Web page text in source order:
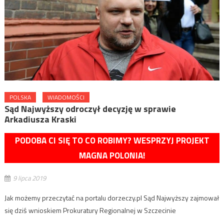
POLSKA WIADOMOŚCI
Sąd Najwyższy odroczył decyzję w sprawie
Arkadiusza Kraski
PODOBA CI SIĘ TO CO ROBIMY? WESPRZYJ PROJEKT
MAGNA POLONIA!
9 lipca 2019
Jak możemy przeczytać na portalu dorzeczy.pl Sąd Najwyższy zajmował
się dziś wnioskiem Prokuratury Regionalnej w Szczecinie